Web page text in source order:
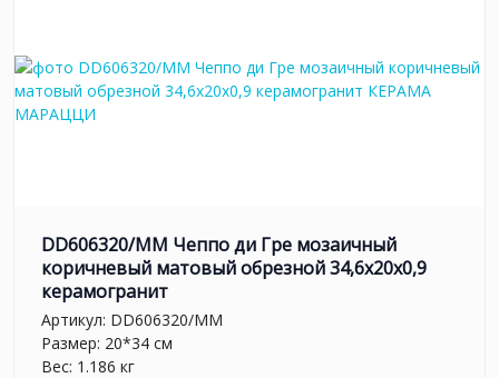
DD606320/MM Чеппо ди Гре мозаичный
коричневый матовый обрезной 34,6x20x0,9
керамогранит
Артикул: DD606320/MM
Размер: 20*34 см
Вес: 1.186 кг